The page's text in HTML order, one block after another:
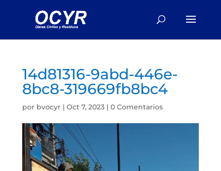
14d81316-9abd-446e-
8bc8-319669fb8bc4
por bvocyr| Oct 7, 2023| 0 Comentarios